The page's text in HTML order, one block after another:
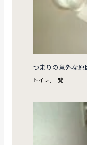
つまりの意外な原
トイレ ,一覧